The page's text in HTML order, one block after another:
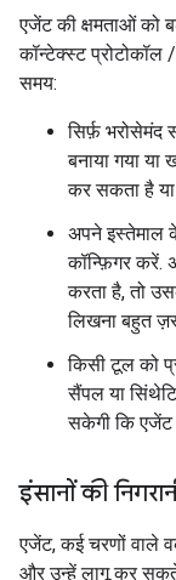
एजेंट की क्षमताओं को
कॉन्टेक्स्ट
समय:
सिर्फ़
बनाया गया या
कर सकता है
अपने इस्तेमाल
कॉन्फ़िगर करें.
करता है, तो
लिखना बहुत
किसी टूल को
सैंपल या
सकेगी कि एजेंट
इंसानों की
एजेंट, कई चरणों वाले
और उन्हें लागू कर